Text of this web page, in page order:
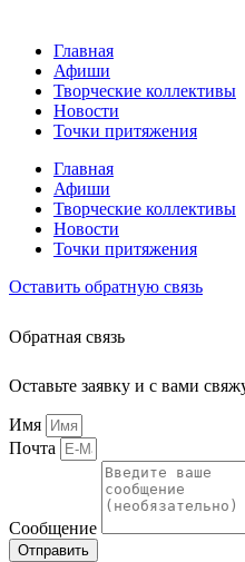
Главная
Афиши
Творческие коллективы
Новости
Точки притяжения
Главная
Афиши
Творческие коллективы
Новости
Точки притяжения
Оставить обратную связь
Обратная связь
Оставьте заявку и с вами
Имя
Почта
Сообщение
Отправить